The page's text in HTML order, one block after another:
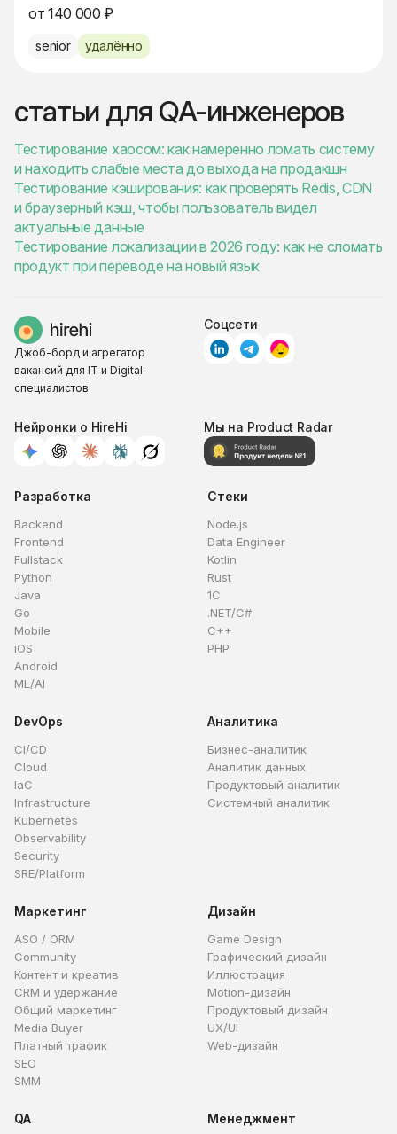
от 140 000 ₽
senior удалённо
статьи для QA-инженеров
Тестирование хаосом: как намеренно ломать систему
и находить слабые места до выхода на продакшн
Тестирование кэширования: как проверять Redis, CDN
и браузерный кэш, чтобы пользователь видел
актуальные данные
Тестирование локализации в 2026 году: как не сломать
продукт при переводе на новый язык
Джоб-борд и агрегатор
вакансий для IT и Digital-
специалистов
Соцсети
Нейронки о HireHi Мы на Product Radar
Разработка
Backend
Frontend
Fullstack
Python
Java
Go
Mobile
iOS
Android
ML/AI
Стеки
Node.js
Data Engineer
Kotlin
Rust
1C
.NET/C#
C++
PHP
DevOps
CI/CD
Cloud
IaC
Infrastructure
Kubernetes
Observability
Security
SRE/Platform
Аналитика
Бизнес-аналитик
Аналитик данных
Продуктовый аналитик
Системный аналитик
Маркетинг
ASO / ORM
Community
Контент и креатив
CRM и удержание
Общий маркетинг
Media Buyer
Платный трафик
SEO
SMM
Дизайн
Game Design
Графический дизайн
Иллюстрация
Motion-дизайн
Продуктовый дизайн
UX/UI
Web-дизайн
QA Менеджмент